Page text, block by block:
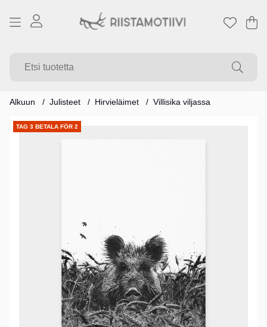
.
Alkuun Julisteet Hirvieläimet Villisika viljassa
TAG 3 BETALA FÖR 2
Tuotekuvat